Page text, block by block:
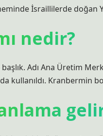
İsraillilerde doğan
nedir?
Adı Ana Üretim
kullanıldı. Kranbermin